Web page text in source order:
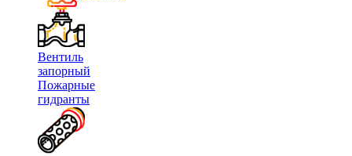
Вентиль
запорный
Пожарные
гидранты